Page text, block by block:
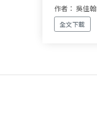
作者： 吳佳翰
全文下載